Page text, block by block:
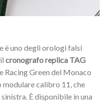
è uno degli orologi falsi
cronografo replica TAG
Racing Green del Monaco
calibro 11, che
È disponibile in una